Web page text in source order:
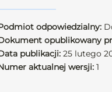
odpowiedzialny:
opublikowany
publikacji: 25 lutego
aktualnej wersji: 1